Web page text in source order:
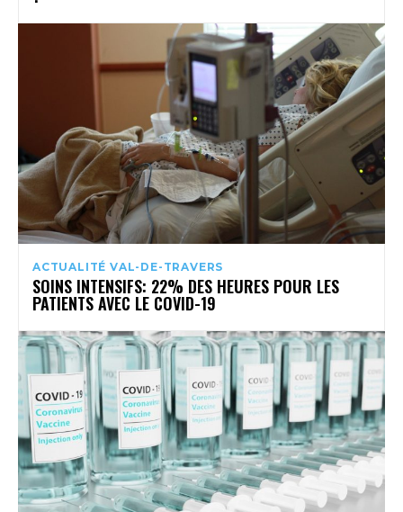
ACTUALITÉ VAL-DE-TRAVERS
SOINS INTENSIFS: 22% DES HEURES POUR LES
PATIENTS AVEC LE COVID-19